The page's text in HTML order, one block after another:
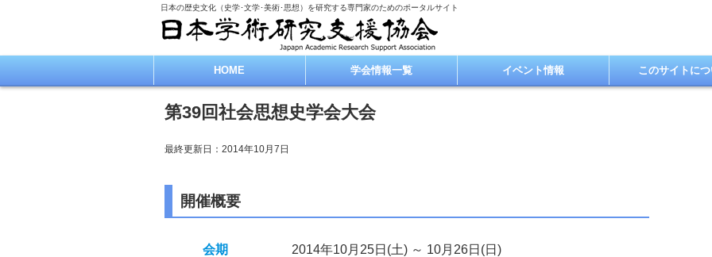
日本の歴史文化（史学･文学･美術･思想）を研究する専門家のためのポータルサイト
HOME 学会情報一覧 イベント情報 このサイトに
第39回社会思想史学会大会
最終更新日：2014年10月7日
開催概要
会期 2014年10月25日(土) ～ 10月26日(日)